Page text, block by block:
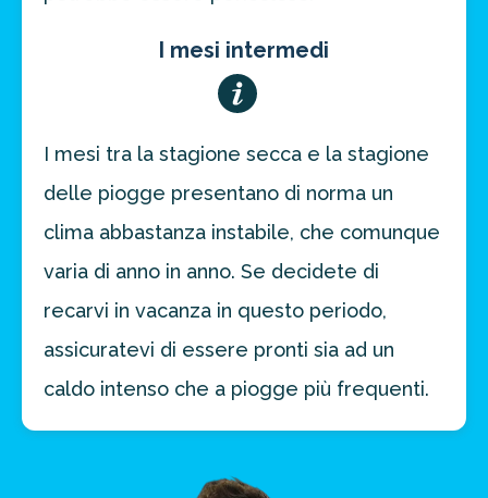
I mesi intermedi
I mesi tra la stagione secca e la stagione
delle piogge presentano di norma un
clima abbastanza instabile, che comunque
varia di anno in anno. Se decidete di
recarvi in vacanza in questo periodo,
assicuratevi di essere pronti sia ad un
caldo intenso che a piogge più frequenti.